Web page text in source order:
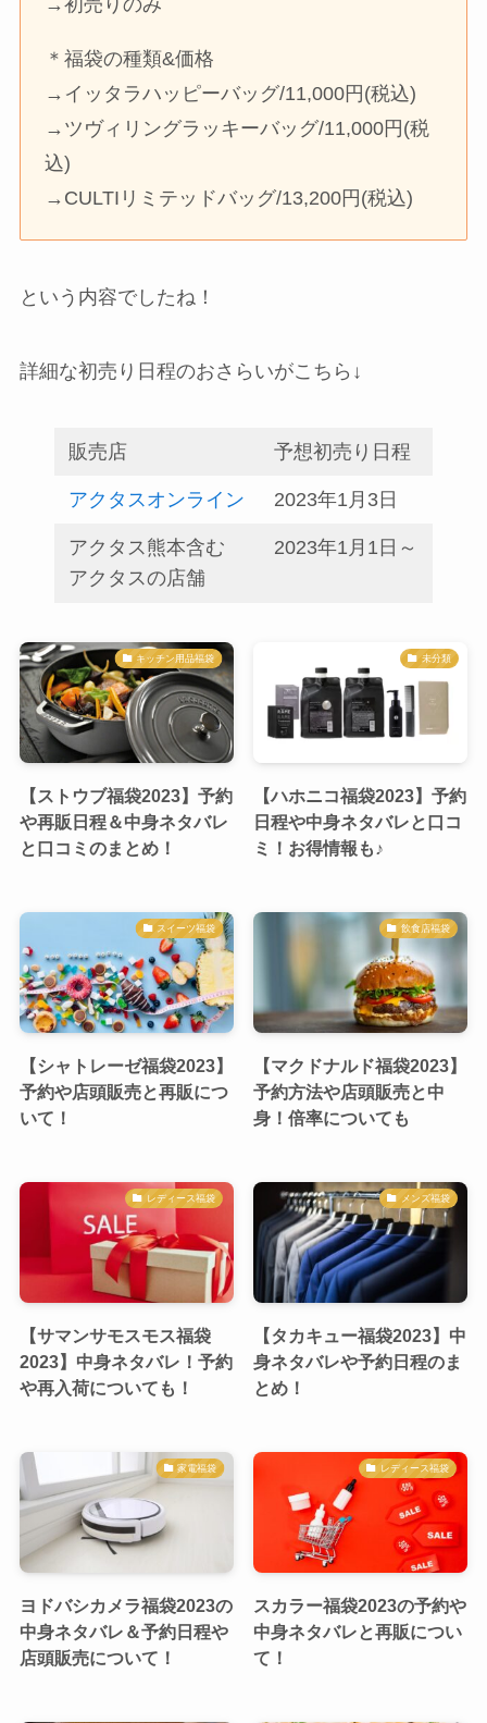
→初売りのみ
＊福袋の種類&価格
→イッタラハッピーバッグ/11,000円(税込)
→ツヴィリングラッキーバッグ/11,000円(税
込)
→CULTIリミテッドバッグ/13,200円(税込)
という内容でしたね！
詳細な初売り日程のおさらいがこちら↓
販売店 予想初売り日程
アクタスオンライン 2023年1月3日
アクタス熊本含む
アクタスの店舗
2023年1月1日～
キッチン用品福袋
【ストウブ福袋2023】予約
や再販日程＆中身ネタバレ
と口コミのまとめ！
未分類
【ハホニコ福袋2023】予約
日程や中身ネタバレと口コ
ミ！お得情報も♪
スイーツ福袋
【シャトレーゼ福袋2023】
予約や店頭販売と再販につ
いて！
飲食店福袋
【マクドナルド福袋2023】
予約方法や店頭販売と中
身！倍率についても
レディース福袋
【サマンサモスモス福袋
2023】中身ネタバレ！予約
や再入荷についても！
メンズ福袋
【タカキュー福袋2023】中
身ネタバレや予約日程のま
とめ！
家電福袋
ヨドバシカメラ福袋2023の
中身ネタバレ＆予約日程や
店頭販売について！
レディース福袋
スカラー福袋2023の予約や
中身ネタバレと再販につい
て！